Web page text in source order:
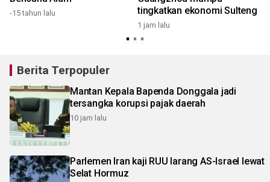
-15 tahun lalu
tingkatkan ekonomi Sulteng
1 jam lalu
Berita Terpopuler
Mantan Kepala Bapenda Donggala jadi
tersangka korupsi pajak daerah
10 jam lalu
Parlemen Iran kaji RUU larang AS-Israel lewat
Selat Hormuz